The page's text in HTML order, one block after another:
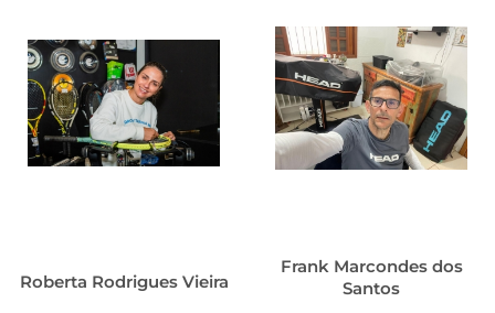
Roberta Rodrigues Vieira
Frank Marcondes dos
Santos